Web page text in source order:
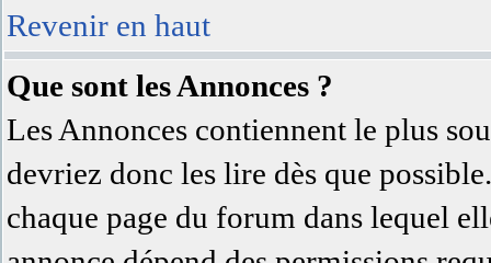
Revenir en haut
Que sont les Annonces ?
Les Annonces contiennent le plus
devriez donc les lire dès que
chaque page du forum dans lequel